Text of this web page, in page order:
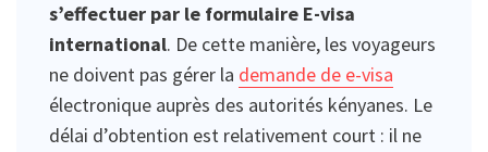
s’effectuer par le formulaire E-visa
international. De cette manière, les voyageurs
ne doivent pas gérer la demande de e-visa
électronique auprès des autorités kényanes. Le
délai d’obtention est relativement court : il ne